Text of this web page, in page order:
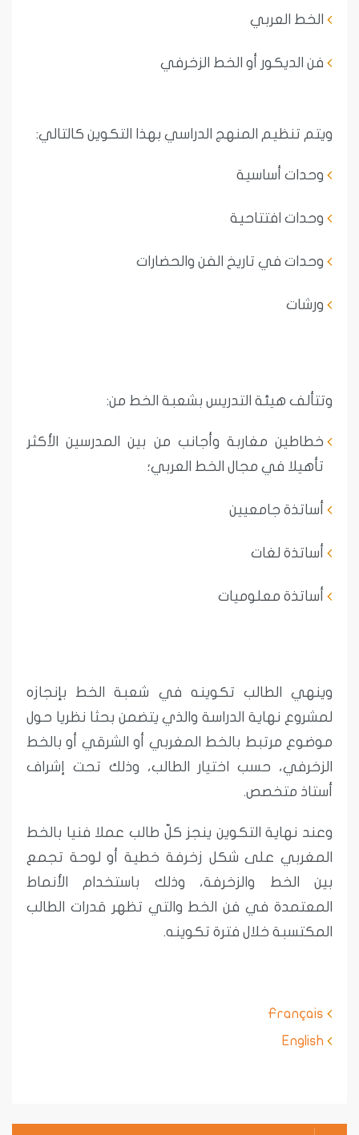
الخط العربي
فن الديكور أو الخط الزخرفي
ويتم تنظيم المنهج الدراسي بهذا التكوين كالتالي:
وحدات أساسية
وحدات افتتاحية
وحدات في تاريخ الفن والحضارات
ورشات
وتتألف هيئة التدريس بشعبة الخط من:
خطاطين مغاربة وأجانب من بين المدرسين الأكثر
تأهيلا في مجال الخط العربي؛
أساتذة جامعيين
أساتذة لغات
أساتذة معلوميات
وينهي الطالب تكوينه في شعبة الخط بإنجازه
لمشروع نهاية الدراسة والذي يتضمن بحثا نظريا حول
موضوع مرتبط بالخط المغربي أو الشرقي أو بالخط
الزخرفي، حسب اختيار الطالب، وذلك تحت إشراف
أستاذ متخصص.
وعند نهاية التكوين ينجز كلّ طالب عملا فنيا بالخط
المغربي على شكل زخرفة خطية أو لوحة تجمع
بين الخط والزخرفة، وذلك باستخدام الأنماط
المعتمدة في فن الخط والتي تظهر قدرات الطالب
المكتسبة خلال فترة تكوينه.
Français
English